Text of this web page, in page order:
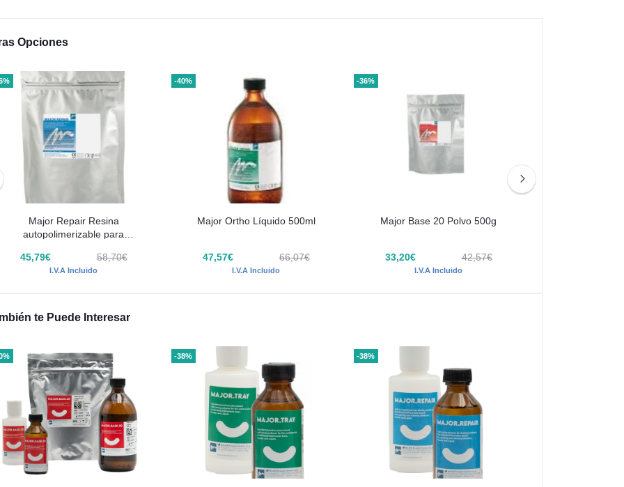
Opciones
Major Repair Resina
autopolimerizable para
45,79€
58,70€
I.V.A Incluido
-40%
Major Ortho Líquido 500ml
47,57€ 66,07€
I.V.A Incluido
-36%
Major Base 20 Polvo 500g
33,20€ 42,57€
I.V.A Incluido
te Puede Interesar
-38% -38%